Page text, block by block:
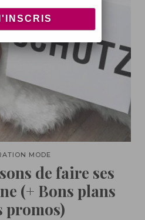
MODE
de faire ses
(+ Bons plans
promos)